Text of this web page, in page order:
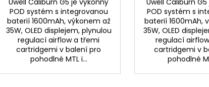
Uwell Caliburn G5 je výkonný
POD systém s integrovanou
baterií 1600mAh, výkonem až
35W, OLED displejem, plynulou
regulací airflow a třemi
cartridgemi v balení pro
pohodlné MTL i...
Uwell Caliburn
POD systém s
baterií 1600mAh,
35W, OLED
regulací
cartridgemi v
pohodlné